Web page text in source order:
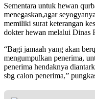
Sementara untuk hewan
menegaskan,agar
memiliki surat keterangan
dokter hewan melalui Dinas
“Bagi jamaah yang akan
mengumpulkan penerima,
penerima hendaknya
sbg calon penerima,”